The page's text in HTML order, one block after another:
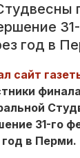
год в
сайт
31-го
год в Перми.